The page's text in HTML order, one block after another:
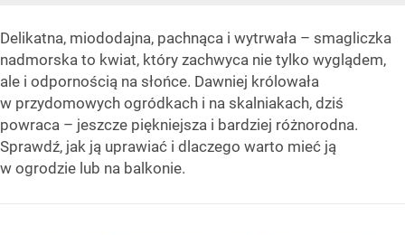
Delikatna, miododajna, pachnąca i wytrwała – smagliczka
nadmorska to kwiat, który zachwyca nie tylko wyglądem,
ale i odpornością na słońce. Dawniej królowała
w przydomowych ogródkach i na skalniakach, dziś
powraca – jeszcze piękniejsza i bardziej różnorodna.
Sprawdź, jak ją uprawiać i dlaczego warto mieć ją
w ogrodzie lub na balkonie.